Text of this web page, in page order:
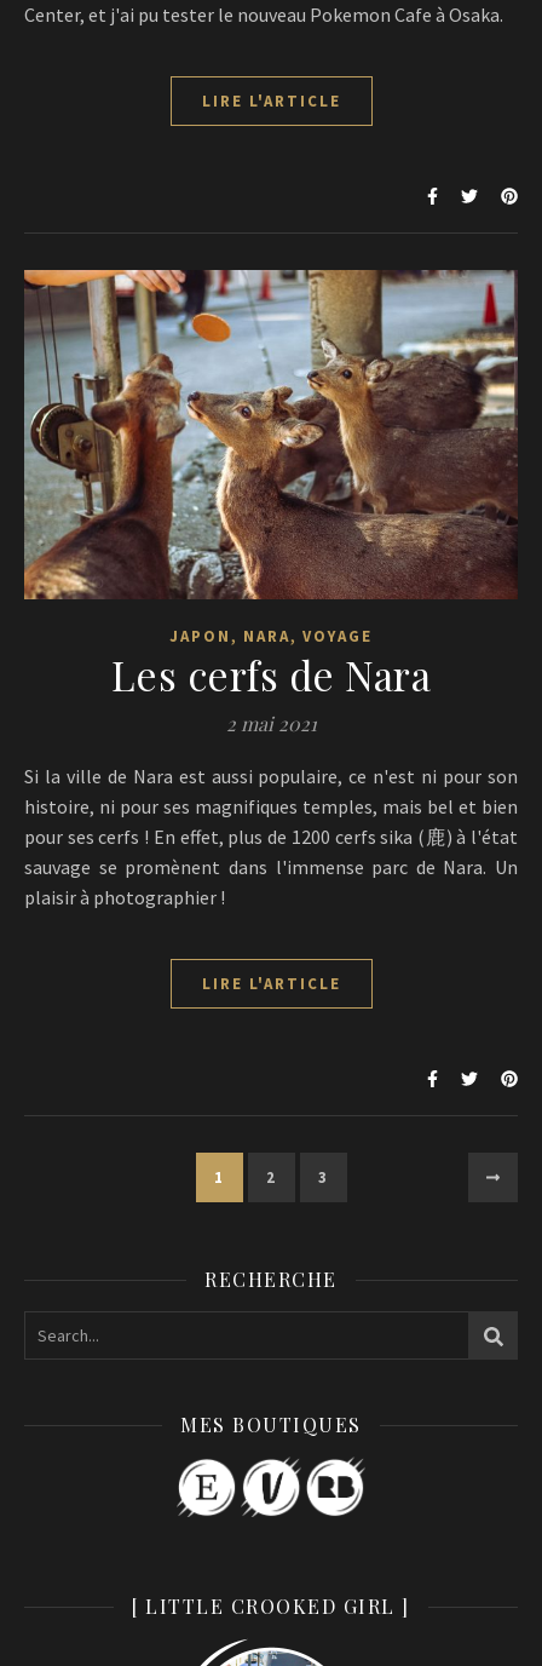
Center, et j'ai pu tester le nouveau Pokemon Cafe à Osaka.
LIRE L'ARTICLE
JAPON , NARA, VOYAGE
Les cerfs de Nara
2 mai 2021
Si la ville de Nara est aussi populaire, ce n'est ni pour son
histoire, ni pour ses magnifiques temples, mais bel et bien
pour ses cerfs ! En effet, plus de 1200 cerfs sika (鹿) à l'état
sauvage se promènent dans l'immense parc de Nara. Un
plaisir à photographier !
LIRE L'ARTICLE
1 2 3
RECHERCHE
MES BOUTIQUES
[ LITTLE CROOKED GIRL ]